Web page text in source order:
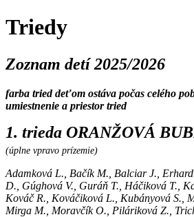
Triedy
Zoznam detí 2025/2026
farba tried deťom ostáva počas celého
umiestnenie a priestor tried
1. trieda ORANŽOVÁ
(úplne vpravo prízemie)
Adamková L., Bačík M., Balciar J.,
D., Gúghová V., Guráň T., Háčiková T.,
Kováč R., Kováčiková L., Kubányová S.,
Mirga M., Moravčík O., Piláriková Z.,